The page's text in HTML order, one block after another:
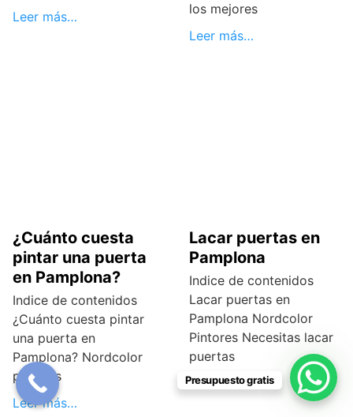
Leer más…
los mejores
Leer más…
¿Cuánto cuesta
pintar una puerta
en Pamplona?
Indice de contenidos
¿Cuánto cuesta pintar
una puerta en
Pamplona? Nordcolor
pintores
Leer más…
Lacar puertas en
Pamplona
Indice de contenidos
Lacar puertas en
Pamplona Nordcolor
Pintores Necesitas lacar
puertas
Leer más…
Presupuesto gratis